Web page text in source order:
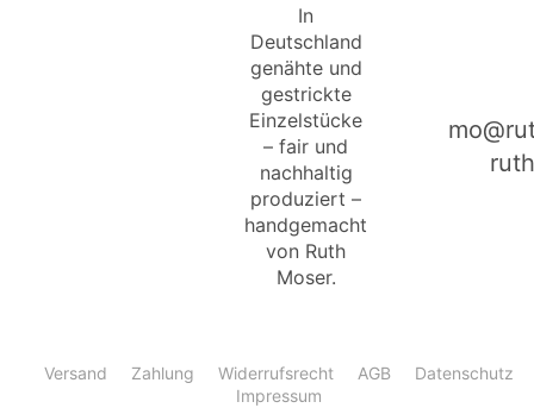
In
Deutschland
genähte und
gestrickte
Einzelstücke
– fair und
nachhaltig
produziert –
handgemacht
von Ruth
Moser.
Versand Zahlung Widerrufsrecht AGB
Datenschutz
Impressum